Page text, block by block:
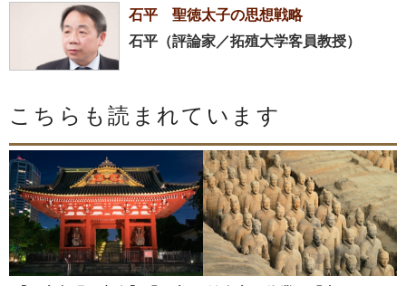
石平 聖徳太子の思想戦略
石平（評論家／拓殖大学客員教授）
こちらも読まれています